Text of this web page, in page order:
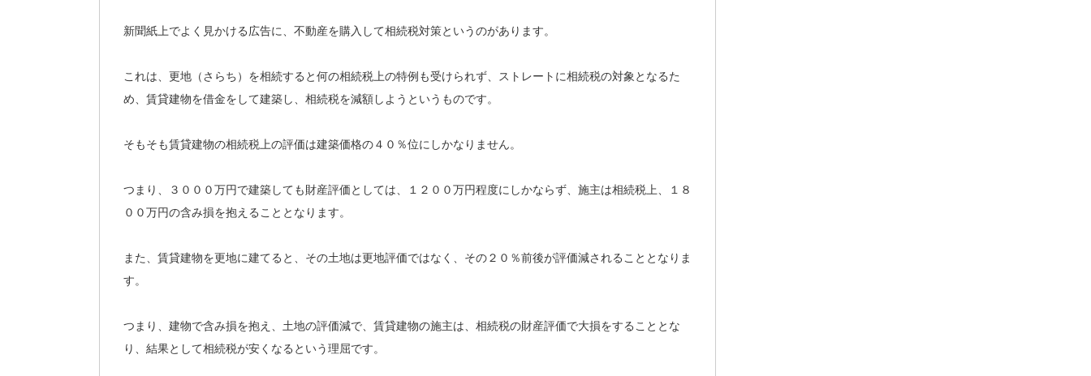
新聞紙上でよく見かける広告に、不動産を購入して相続税対策というのがあります。
これは、更地（さらち）を相続すると何の相続税上の特例も受けられず、ストレートに相続税の対象となるた
め、賃貸建物を借金をして建築し、相続税を減額しようというものです。
そもそも賃貸建物の相続税上の評価は建築価格の４０％位にしかなりません。
つまり、３０００万円で建築しても財産評価としては、１２００万円程度にしかならず、施主は相続税上、１８
００万円の含み損を抱えることとなります。
また、賃貸建物を更地に建てると、その土地は更地評価ではなく、その２０％前後が評価減されることとなりま
す。
つまり、建物で含み損を抱え、土地の評価減で、賃貸建物の施主は、相続税の財産評価で大損をすることとな
り、結果として相続税が安くなるという理屈です。